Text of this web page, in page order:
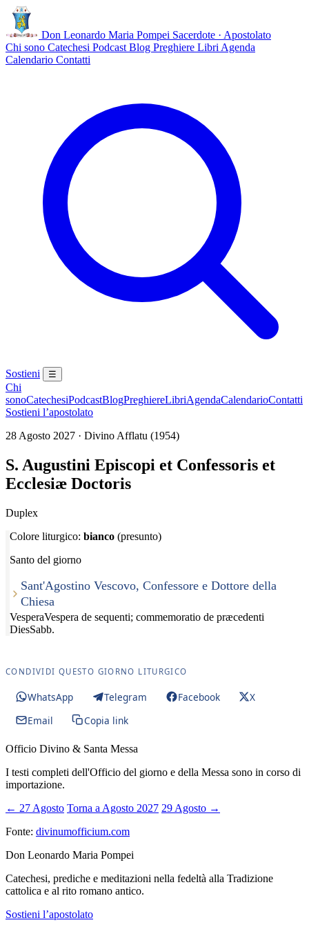
Don Leonardo Maria Pompei Sacerdote · Apostolato
Chi sono Catechesi Podcast Blog Preghiere Libri Agenda
Calendario Contatti
Sostieni ☰
Chi
sonoCatechesiPodcastBlogPreghiereLibriAgendaCalendarioContatti
Sostieni l’apostolato
28 Agosto 2027 · Divino Afflatu (1954)
S. Augustini Episcopi et Confessoris et
Ecclesiæ Doctoris
Duplex
Colore liturgico: bianco (presunto)
Santo del giorno
Sant'Agostino Vescovo, Confessore e Dottore della
Chiesa
VesperaVespera de sequenti; commemoratio de præcedenti
DiesSabb.
CONDIVIDI QUESTO GIORNO LITURGICO
WhatsApp Telegram Facebook
X
Email
Copia link
Officio Divino & Santa Messa
I testi completi dell'Officio del giorno e della Messa sono in corso di
importazione.
← 27 Agosto Torna a Agosto 2027 29 Agosto →
Fonte: divinumofficium.com
Don Leonardo Maria Pompei
Catechesi, prediche e meditazioni nella fedeltà alla Tradizione
cattolica e al rito romano antico.
Sostieni l’apostolato